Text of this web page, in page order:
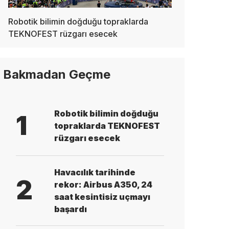
Robotik bilimin doğduğu topraklarda
TEKNOFEST rüzgarı esecek
Bakmadan Geçme
1
Robotik bilimin doğduğu
topraklarda TEKNOFEST
rüzgarı esecek
2
Havacılık tarihinde
rekor: Airbus A350, 24
saat kesintisiz uçmayı
başardı